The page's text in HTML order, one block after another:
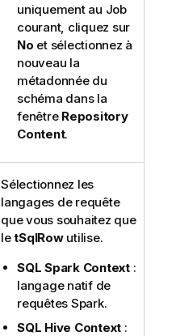
uniquement au Job
courant, cliquez sur
No et sélectionnez à
nouveau la
métadonnée du
schéma dans la
fenêtre Repository
Content.
Sélectionnez les
langages de requête
que vous souhaitez que
letSqlRowutilise.
SQL Spark Context:
langage natif de
requêtes Spark.
SQL Hive Context :